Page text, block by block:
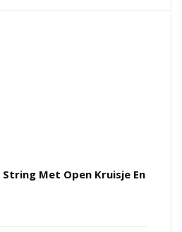
Met Open Kruisje En